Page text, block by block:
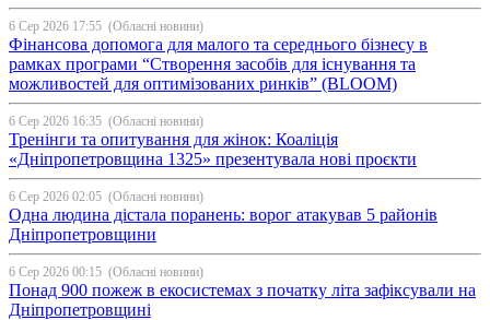
6 Сер 2026 17:55 (Обласні новини)
Фінансова допомога для малого та середнього бізнесу в
рамках програми “Створення засобів для існування та
можливостей для оптимізованих ринків” (BLOOM)
6 Сер 2026 16:35 (Обласні новини)
Тренінги та опитування для жінок: Коаліція
«Дніпропетровщина 1325» презентувала нові проєкти
6 Сер 2026 02:05 (Обласні новини)
Одна людина дістала поранень: ворог атакував 5 районів
Дніпропетровщини
6 Сер 2026 00:15 (Обласні новини)
Понад 900 пожеж в екосистемах з початку літа зафіксували на
Дніпропетровщині